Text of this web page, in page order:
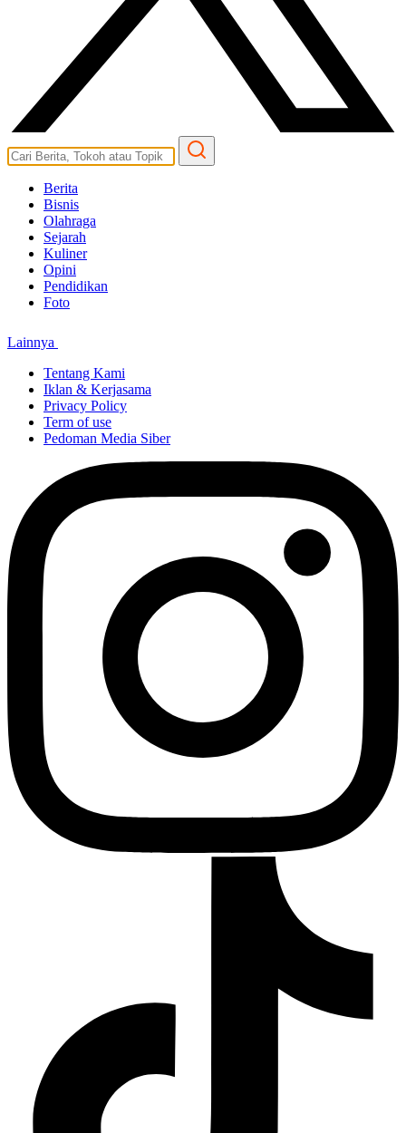
Berita
Bisnis
Olahraga
Sejarah
Kuliner
Opini
Pendidikan
Foto
Lainnya
Tentang Kami
Iklan & Kerjasama
Privacy Policy
Term of use
Pedoman Media Siber